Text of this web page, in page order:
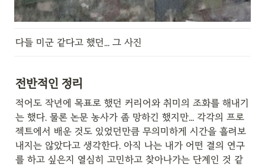
다들 미군 같다고 했던... 그 사진
전반적인 정리
적어도 작년에 목표로 했던 커리어와 취미의 조화를 해내기
는 했다. 물론 논문 농사가 좀 망하긴 했지만... 각각의 프로
젝트에서 배운 것도 있었던만큼 무의미하게 시간을 흘려보
내지는 않았다고 생각한다. 아직 나는 내가 어떤 결의 연구
를 하고 싶은지 열심히 고민하고 찾아나가는 단계인 것 같